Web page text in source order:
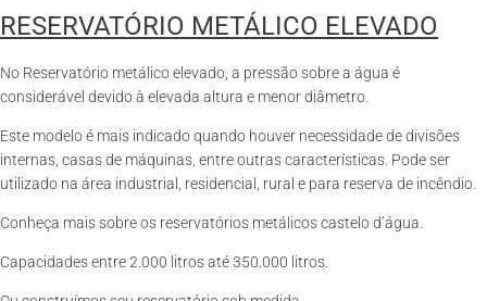
RESERVATÓRIO METÁLICO ELEVADO
No Reservatório metálico elevado, a pressão sobre a água é
considerável devido à elevada altura e menor diâmetro.
Este modelo é mais indicado quando houver necessidade de divisões
internas, casas de máquinas, entre outras características. Pode ser
utilizado na área industrial, residencial, rural e para reserva de incêndio.
Conheça mais sobre os reservatórios metálicos castelo d’água.
Capacidades entre 2.000 litros até 350.000 litros.